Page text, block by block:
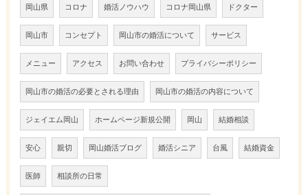
岡山県 コロナ 婚活ノウハウ コロナ岡山県 ドクター
岡山市 コンセプト 岡山市の婚活について サービス
メニュー アクセス お問い合わせ プライバシーポリシー
岡山市の婚活の必要とされる理由 岡山市の婚活の内容について
ジェイエム岡山 ホームページ新規公開 岡山 結婚相談
安心 親切 岡山婚活ブログ 婚活シニア 台風 結婚資金
医師 相談所の日常